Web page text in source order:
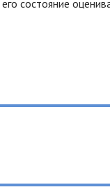
состояние